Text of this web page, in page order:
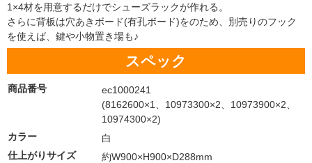
1×4材を用意するだけでシューズラックが作れる。
さらに背板は穴あきボード(有孔ボード)をのため、別売りのフック
を使えば、鍵や小物置き場も♪
スペック
商品番号
ec1000241
(8162600×1、10973300×2、10973900×2、
10974300×2)
カラー
白
仕上がりサイズ
約W900×H900×D288mm